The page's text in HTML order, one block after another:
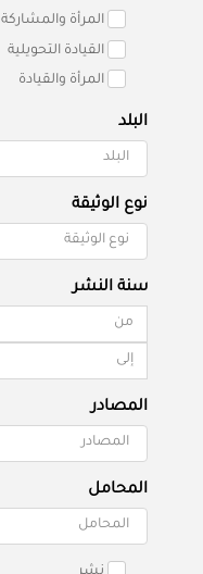
المرأة
القيادة التحويلية
المرأة والقيادة
البلد
نوع الوثيقة
سنة النشر
المصادر
المحامل